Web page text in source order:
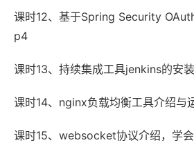
课时12、基于Spring Security
p4
课时13、持续集成工具jenkins的安
课时14、nginx负载均衡工具介绍与
课时15、websocket协议介绍，学